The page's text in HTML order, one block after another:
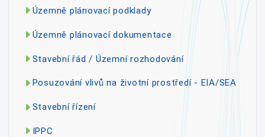
Územně plánovací podklady
Územně plánovací dokumentace
Stavební řád / Územní rozhodování
Posuzování vlivů na životní prostředí - EIA/SEA
Stavební řízení
IPPC